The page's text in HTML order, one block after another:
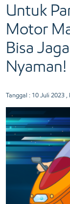
Untuk
Motor
Bisa
Nyaman!
Tanggal : 10 Juli 2023 ,